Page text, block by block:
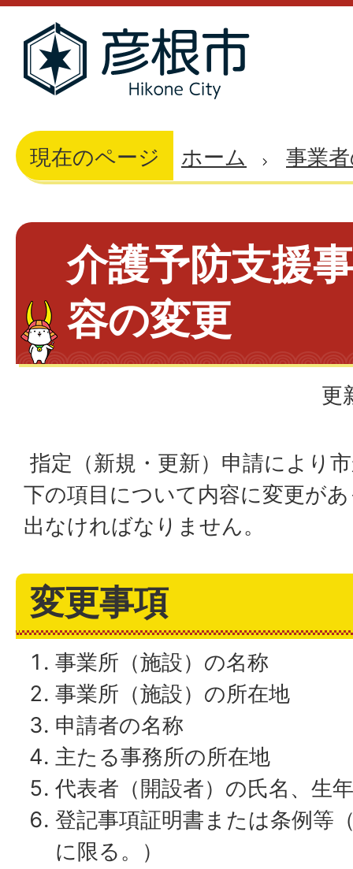
現在のページ ホーム 事業
介護予防支援
容の変更
更
指定（新規・更新）申請により
下の項目について内容に変更が
出なければなりません。
変更事項
事業所（施設）の名称
事業所（施設）の所在地
申請者の名称
主たる事務所の所在地
代表者（開設者）の氏名、生
登記事項証明書または条例等
に限る。）